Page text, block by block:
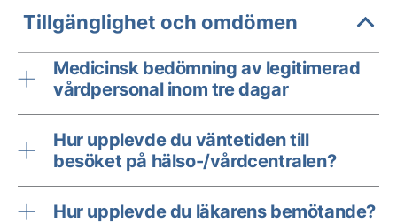
Tillgänglighet och omdömen
Medicinsk bedömning av legitimerad
vårdpersonal inom tre dagar
Hur upplevde du väntetiden till
besöket på hälso-/vårdcentralen?
Hur upplevde du läkarens bemötande?